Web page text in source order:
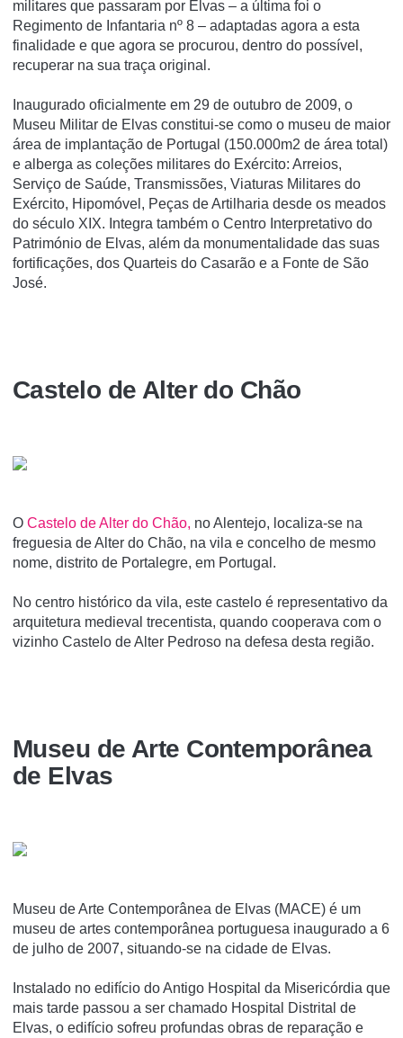
militares que passaram por Elvas – a última foi o
Regimento de Infantaria nº 8 – adaptadas agora a esta
finalidade e que agora se procurou, dentro do possível,
recuperar na sua traça original.
Inaugurado oficialmente em 29 de outubro de 2009, o
Museu Militar de Elvas constitui-se como o museu de maior
área de implantação de Portugal (150.000m2 de área total)
e alberga as coleções militares do Exército: Arreios,
Serviço de Saúde, Transmissões, Viaturas Militares do
Exército, Hipomóvel, Peças de Artilharia desde os meados
do século XIX. Integra também o Centro Interpretativo do
Património de Elvas, além da monumentalidade das suas
fortificações, dos Quarteis do Casarão e a Fonte de São
José.
Castelo de Alter do Chão
O Castelo de Alter do Chão, no Alentejo, localiza-se na
freguesia de Alter do Chão, na vila e concelho de mesmo
nome, distrito de Portalegre, em Portugal.
No centro histórico da vila, este castelo é representativo da
arquitetura medieval trecentista, quando cooperava com o
vizinho Castelo de Alter Pedroso na defesa desta região.
Museu de Arte Contemporânea
de Elvas
Museu de Arte Contemporânea de Elvas (MACE) é um
museu de artes contemporânea portuguesa inaugurado a 6
de julho de 2007, situando-se na cidade de Elvas.
Instalado no edifí­cio do Antigo Hospital da Misericórdia que
mais tarde passou a ser chamado Hospital Distrital de
Elvas, o edifí­cio sofreu profundas obras de reparação e